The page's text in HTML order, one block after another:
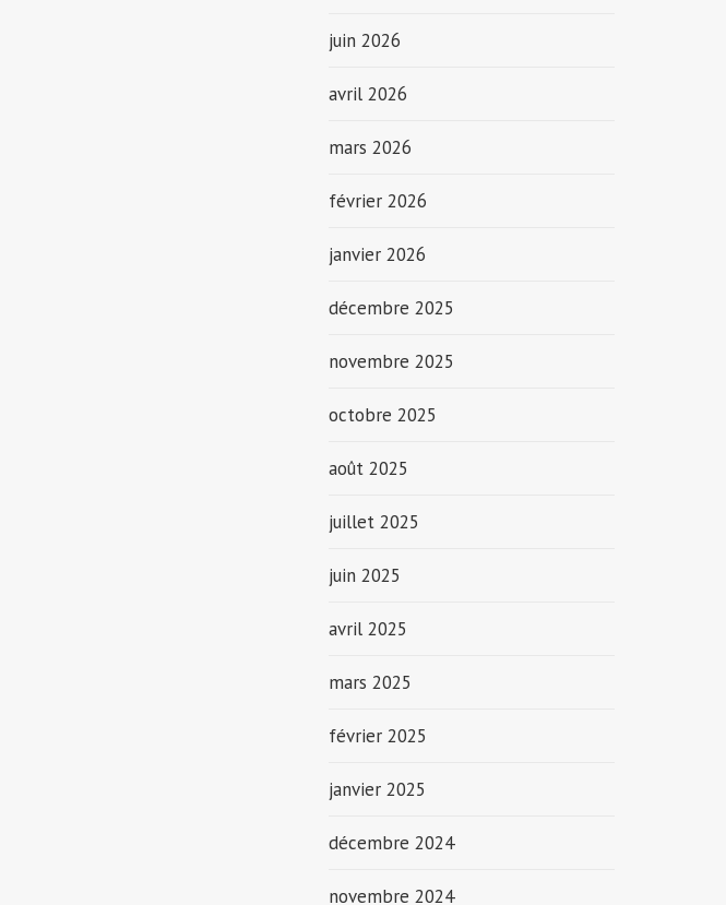
juin 2026
avril 2026
mars 2026
février 2026
janvier 2026
décembre 2025
novembre 2025
octobre 2025
août 2025
juillet 2025
juin 2025
avril 2025
mars 2025
février 2025
janvier 2025
décembre 2024
novembre 2024